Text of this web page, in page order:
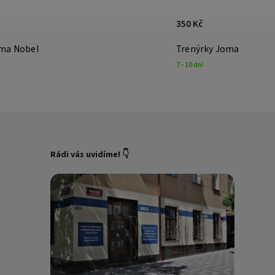
Nobel
Trenýrky Joma Nobel
7 - 10 dní
350 Kč
Rádi vás uvidíme! 👇